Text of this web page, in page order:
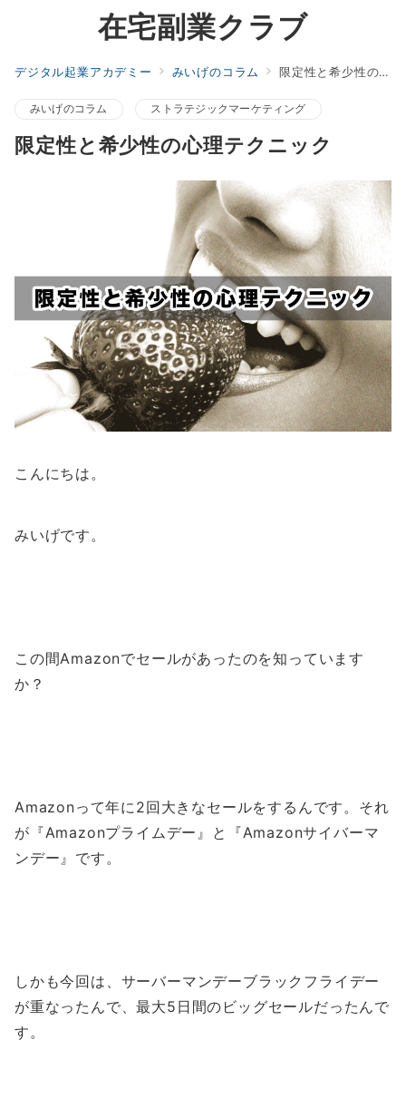
在宅副業クラブ
デジタル起業アカデミー みいげのコラム 限定性と希少性の心理テクニック
みいげのコラム ストラテジックマーケティング
限定性と希少性の心理テクニック
こんにちは。
みいげです。
この間Amazonでセールがあったのを知っています
か？
Amazonって年に2回大きなセールをするんです。それ
が『Amazonプライムデー』と『Amazonサイバーマ
ンデー』です。
しかも今回は、サーバーマンデーブラックフライデー
が重なったんで、最大5日間のビッグセールだったんで
す。